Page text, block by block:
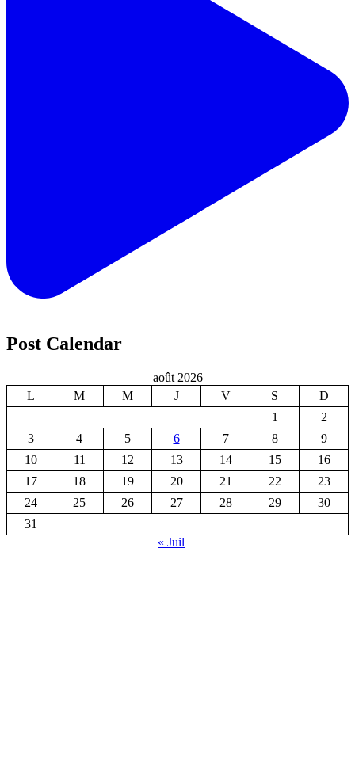
Post Calendar
août 2026
L
M M J V S
D
1
2
3
4 5 6 7 8
9
10
11 12 13 14 15
16
17
18 19 20 21 22
23
24
25 26 27 28 29
30
31
« Juil